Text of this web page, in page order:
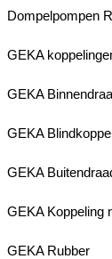
Dompelpompen
GEKA
GEKA
GEKA
GEKA
GEKA Koppeling
GEKA Rubber